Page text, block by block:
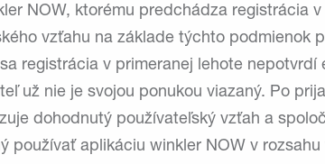
NOW, ktorému predchádza registrácia
vzťahu na základe týchto podmienok
registrácia v primeranej lehote
už nie je svojou ponukou viazaný. Po
dohodnutý používateľský vzťah a
používať aplikáciu winkler NOW v